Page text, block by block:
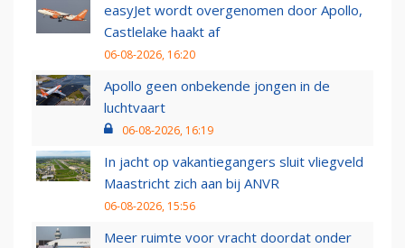
easyJet wordt overgenomen door Apollo,
Castlelake haakt af
06-08-2026, 16:20
Apollo geen onbekende jongen in de
luchtvaart
06-08-2026, 16:19
In jacht op vakantiegangers sluit vliegveld
Maastricht zich aan bij ANVR
06-08-2026, 15:56
Meer ruimte voor vracht doordat onder